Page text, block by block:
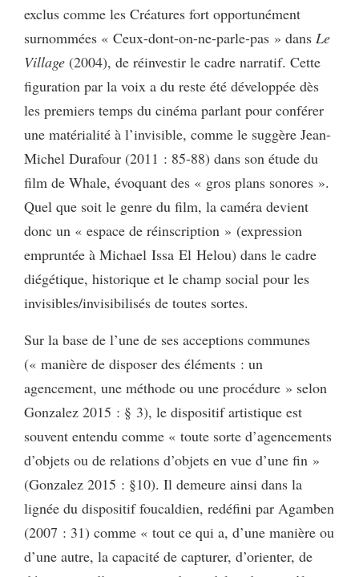
exclus comme les Créatures fort opportunément
surnommées « Ceux-dont-on-ne-parle-pas » dans Le
Village (2004), de réinvestir le cadre narratif. Cette
figuration par la voix a du reste été développée dès
les premiers temps du cinéma parlant pour conférer
une matérialité à l’invisible, comme le suggère Jean-
Michel Durafour (2011 : 85-88) dans son étude du
film de Whale, évoquant des « gros plans sonores ».
Quel que soit le genre du film, la caméra devient
donc un « espace de réinscription » (expression
empruntée à Michael Issa El Helou) dans le cadre
diégétique, historique et le champ social pour les
invisibles/invisibilisés de toutes sortes.
Sur la base de l’une de ses acceptions communes
(« manière de disposer des éléments : un
agencement, une méthode ou une procédure » selon
Gonzalez 2015 : § 3), le dispositif artistique est
souvent entendu comme « toute sorte d’agencements
d’objets ou de relations d’objets en vue d’une fin »
(Gonzalez 2015 : §10). Il demeure ainsi dans la
lignée du dispositif foucaldien, redéfini par Agamben
(2007 : 31) comme « tout ce qui a, d’une manière ou
d’une autre, la capacité de capturer, d’orienter, de